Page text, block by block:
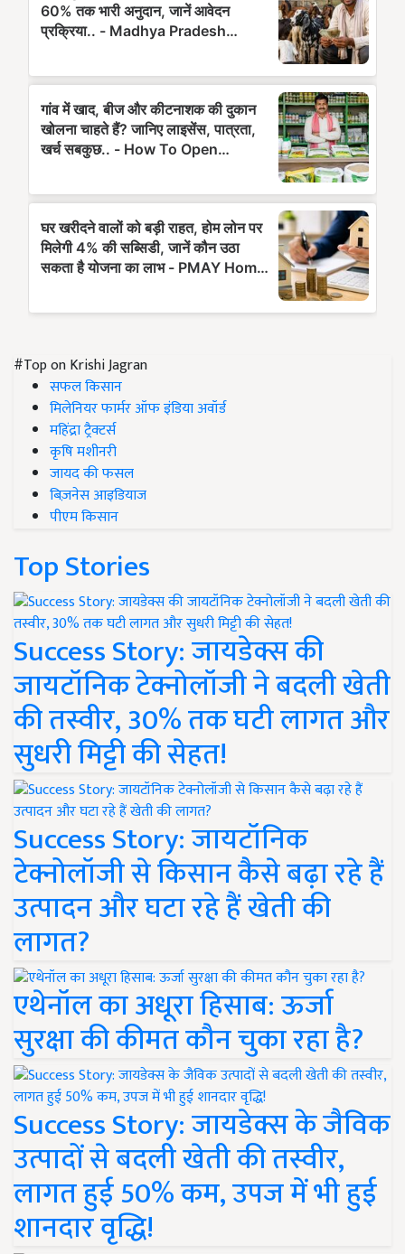
#Top on Krishi Jagran
सफल किसान
मिलेनियर फार्मर ऑफ इंडिया अवॉर्ड
महिंद्रा ट्रैक्टर्स
कृषि मशीनरी
जायद की फसल
बिज़नेस आइडियाज
पीएम किसान
Top Stories
Success Story: जायडेक्स की
जायटॉनिक टेक्नोलॉजी ने बदली खेती
की तस्वीर, 30% तक घटी लागत और
सुधरी मिट्टी की सेहत!
Success Story: जायटॉनिक
टेक्नोलॉजी से किसान कैसे बढ़ा रहे हैं
उत्पादन और घटा रहे हैं खेती की
लागत?
एथेनॉल का अधूरा हिसाब: ऊर्जा
सुरक्षा की कीमत कौन चुका रहा है?
Success Story: जायडेक्स के जैविक
उत्पादों से बदली खेती की तस्वीर,
लागत हुई 50% कम, उपज में भी हुई
शानदार वृद्धि!